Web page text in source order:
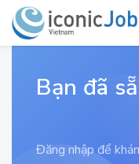
Bạn đã
Đăng nhập để